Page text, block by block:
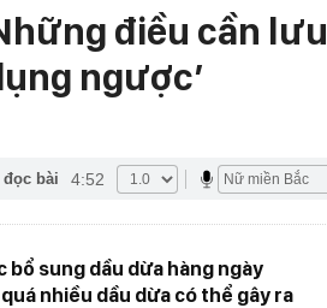
điều cần lưu
ngược’
đọc bài 4:52
bổ sung dầu dừa hàng ngày
nhiều dầu dừa có thể gây ra